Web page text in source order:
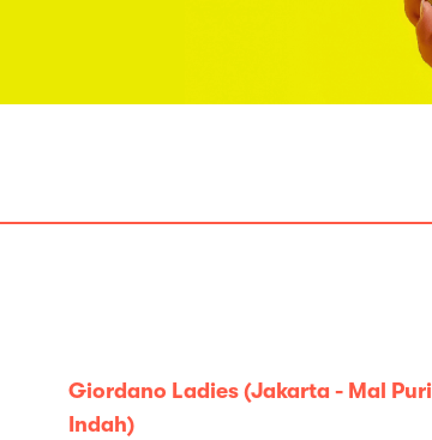
Giordano Ladies (Jakarta - Mal Puri
Indah)